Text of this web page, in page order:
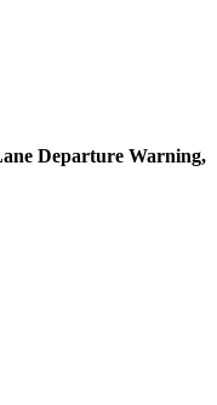
Departure Warning,